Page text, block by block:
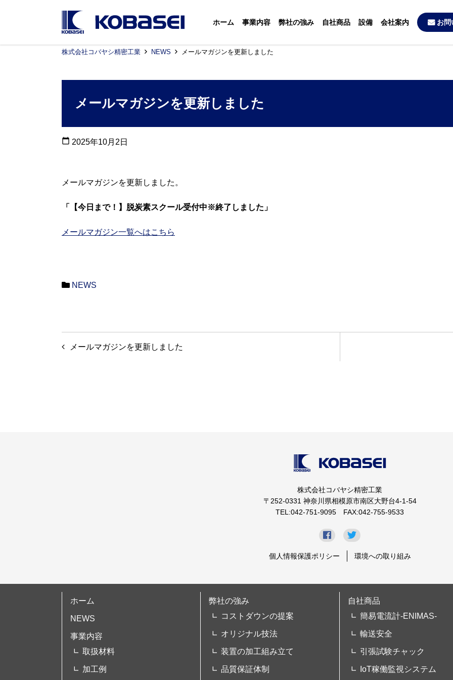
ホーム 事業内容 弊社の強み 自社商品 設備 会社案内 お問
株式会社コバヤシ精密工業 NEWS メールマガジンを更新しました
メールマガジンを更新しました
calendar_today 2025年10月2日
メールマガジンを更新しました。
「【今日まで！】脱炭素スクール受付中※終了しました」
メールマガジン一覧へはこちら
NEWS
投 メールマガジンを更新しました
株式会社コバヤシ精密工業
〒252-0331 神奈川県相模原市南区大野台4-1-54
TEL:042-751-9095 FAX:042-755-9533
個人情報保護ポリシー 環境への取り組み
ホーム
NEWS
事業内容
取扱材料
加工例
弊社の強み
コストダウンの提案
オリジナル技法
装置の加工組み立て
品質保証体制
自社商品
簡易電流計-ENIMAS-
輸送安全
引張試験チャック
IoT稼働監視システム